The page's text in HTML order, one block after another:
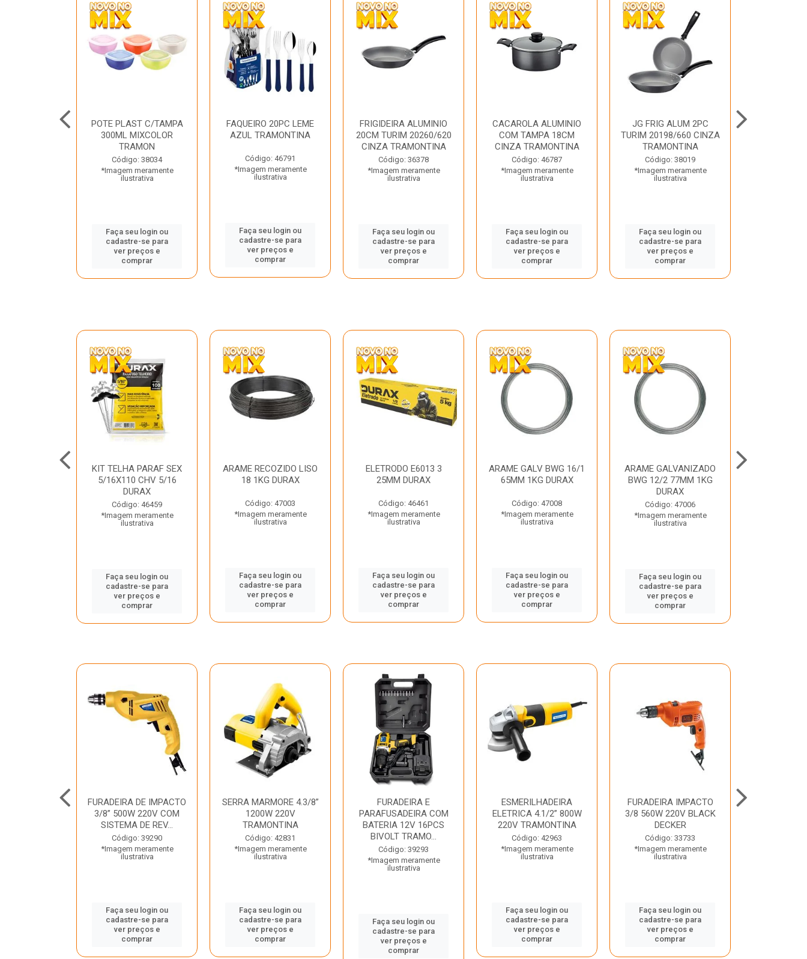
POTE PLAST C/TAMPA
300ML MIXCOLOR
TRAMON
Código: 38034
*Imagem meramente
ilustrativa
Faça seu login ou
cadastre-se para
ver preços e
comprar
FAQUEIRO 20PC LEME
AZUL TRAMONTINA
Código: 46791
*Imagem meramente
ilustrativa
Faça seu login ou
cadastre-se para
ver preços e
comprar
FRIGIDEIRA ALUMINIO
20CM TURIM 20260/620
CINZA TRAMONTINA
Código: 36378
*Imagem meramente
ilustrativa
Faça seu login ou
cadastre-se para
ver preços e
comprar
CACAROLA ALUMINIO
COM TAMPA 18CM
CINZA TRAMONTINA
Código: 46787
*Imagem meramente
ilustrativa
Faça seu login ou
cadastre-se para
ver preços e
comprar
JG FRIG ALUM 2PC
TURIM 20198/660 CINZA
TRAMONTINA
Código: 38019
*Imagem meramente
ilustrativa
Faça seu login ou
cadastre-se para
ver preços e
comprar
KIT TELHA PARAF SEX
5/16X110 CHV 5/16
DURAX
Código: 46459
*Imagem meramente
ilustrativa
Faça seu login ou
cadastre-se para
ver preços e
comprar
ARAME RECOZIDO LISO
18 1KG DURAX
Código: 47003
*Imagem meramente
ilustrativa
Faça seu login ou
cadastre-se para
ver preços e
comprar
ELETRODO E6013 3
25MM DURAX
Código: 46461
*Imagem meramente
ilustrativa
Faça seu login ou
cadastre-se para
ver preços e
comprar
ARAME GALV BWG 16/1
65MM 1KG DURAX
Código: 47008
*Imagem meramente
ilustrativa
Faça seu login ou
cadastre-se para
ver preços e
comprar
ARAME GALVANIZADO
BWG 12/2 77MM 1KG
DURAX
Código: 47006
*Imagem meramente
ilustrativa
Faça seu login ou
cadastre-se para
ver preços e
comprar
FURADEIRA DE IMPACTO
3/8” 500W 220V COM
SISTEMA DE REV...
Código: 39290
*Imagem meramente
ilustrativa
Faça seu login ou
cadastre-se para
ver preços e
comprar
SERRA MARMORE 4.3/8”
1200W 220V
TRAMONTINA
Código: 42831
*Imagem meramente
ilustrativa
Faça seu login ou
cadastre-se para
ver preços e
comprar
FURADEIRA E
PARAFUSADEIRA COM
BATERIA 12V 16PCS
BIVOLT TRAMO...
Código: 39293
*Imagem meramente
ilustrativa
Faça seu login ou
cadastre-se para
ver preços e
comprar
ESMERILHADEIRA
ELETRICA 4.1/2” 800W
220V TRAMONTINA
Código: 42963
*Imagem meramente
ilustrativa
Faça seu login ou
cadastre-se para
ver preços e
comprar
FURADEIRA IMPACTO
3/8 560W 220V BLACK
DECKER
Código: 33733
*Imagem meramente
ilustrativa
Faça seu login ou
cadastre-se para
ver preços e
comprar